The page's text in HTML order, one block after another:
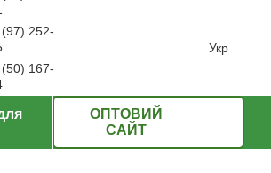
252-
167-
Укр
ОПТОВИЙ
САЙТ